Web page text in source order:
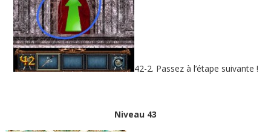
42-2. Passez à l’étape suivante !
Niveau 43